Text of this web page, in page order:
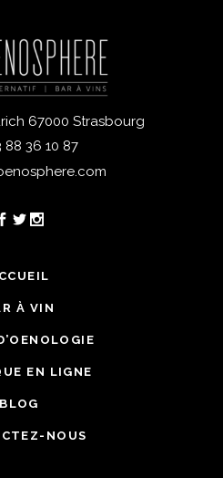
67000 Strasbourg
88 36 10 87
À VIN
EN LIGNE
BLOG
NOUS